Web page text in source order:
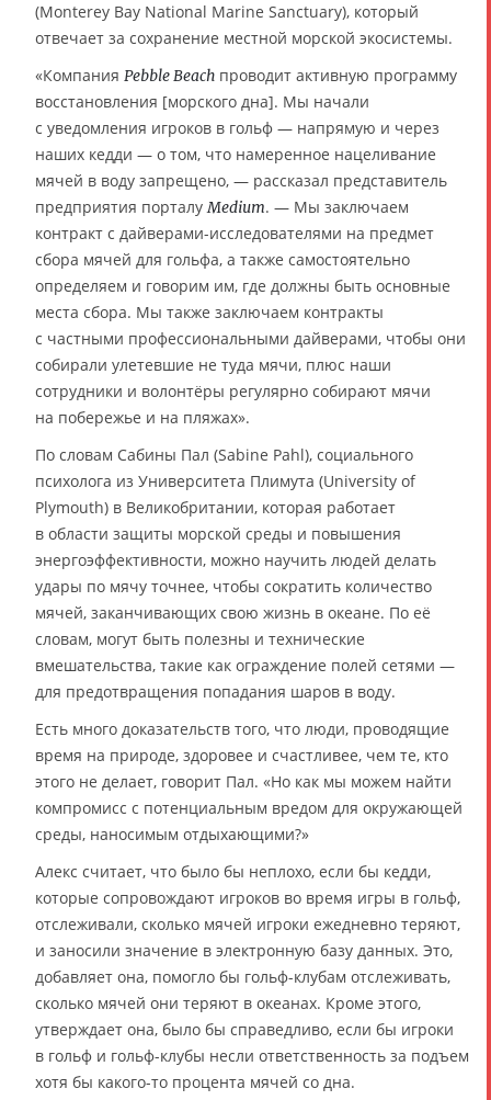
(Monterey Bay National Marine Sanctuary), который
отвечает за сохранение местной морской экосистемы.
«Компания Pebble Beach проводит активную программу
восстановления [морского дна]. Мы начали
с уведомления игроков в гольф — напрямую и через
наших кедди — о том, что намеренное нацеливание
мячей в воду запрещено, — рассказал представитель
предприятия порталуMedium. — Мы заключаем
контракт с дайверами-исследователями на предмет
сбора мячей для гольфа, а также самостоятельно
определяем и говорим им, где должны быть основные
места сбора. Мы также заключаем контракты
с частными профессиональными дайверами, чтобы они
собирали улетевшие не туда мячи, плюс наши
сотрудники и волонтёры регулярно собирают мячи
на побережье и на пляжах».
По словам Сабины Пал (Sabine Pahl), социального
психолога из Университета Плимута (University of
Plymouth) в Великобритании, которая работает
в области защиты морской среды и повышения
энергоэффективности, можно научить людей делать
удары по мячу точнее, чтобы сократить количество
мячей, заканчивающих свою жизнь в океане. По её
словам, могут быть полезны и технические
вмешательства, такие как ограждение полей сетями —
для предотвращения попадания шаров в воду.
Есть много доказательств того, что люди, проводящие
время на природе, здоровее и счастливее, чем те, кто
этого не делает, говорит Пал. «Но как мы можем найти
компромисс с потенциальным вредом для окружающей
среды, наносимым отдыхающими?»
Алекс считает, что было бы неплохо, если бы кедди,
которые сопровождают игроков во время игры в гольф,
отслеживали, сколько мячей игроки ежедневно теряют,
и заносили значение в электронную базу данных. Это,
добавляет она, помогло бы гольф-клубам отслеживать,
сколько мячей они теряют в океанах. Кроме этого,
утверждает она, было бы справедливо, если бы игроки
в гольф и гольф-клубы несли ответственность за подъем
хотя бы какого-то процента мячей со дна.